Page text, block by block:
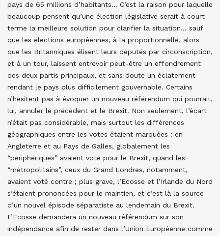
pays de 65 millions d’habitants… C’est la raison pour laquelle
beaucoup pensent qu’une élection législative serait à court
terme la meilleure solution pour clarifier la situation… sauf
que les élections européennes, à la proportionnelle, alors
que les Britanniques élisent leurs députés par circonscription,
et à un tour, laissent entrevoir peut-être un effondrement
des deux partis principaux, et sans doute un éclatement
rendant le pays plus difficilement gouvernable. Certains
n’hésitent pas à évoquer un nouveau référendum qui pourrait,
lui, annuler le précédent et le Brexit. Non seulement, l’écart
n’était pas considérable, mais surtout les différences
géographiques entre les votes étaient marquées : en
Angleterre et au Pays de Galles, globalement les
“périphériques” avaient voté pour le Brexit, quand les
“métropolitains”, ceux du Grand Londres, notamment,
avaient voté contre ; plus grave, l’Ecosse et l’Irlande du Nord
s’étaient prononcées pour le maintien, et c’est là la source
d’un nouvel épisode séparatiste au lendemain du Brexit.
L’Ecosse demandera un nouveau référendum sur son
indépendance afin de rester dans l’Union Européenne comme